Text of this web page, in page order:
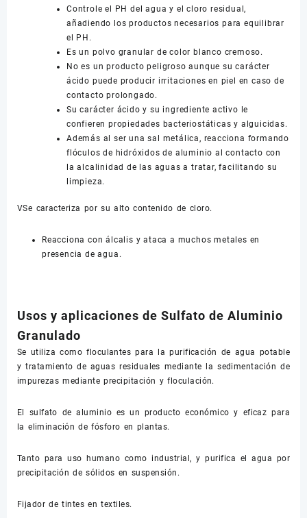
Controle el PH del agua y el cloro residual,
añadiendo los productos necesarios para equilibrar
el PH.
Es un polvo granular de color blanco cremoso.
No es un producto peligroso aunque su carácter
ácido puede producir irritaciones en piel en caso de
contacto prolongado.
Su carácter ácido y su ingrediente activo le
confieren propiedades bacteriostáticas y alguicidas.
Además al ser una sal metálica, reacciona formando
flóculos de hidróxidos de aluminio al contacto con
la alcalinidad de las aguas a tratar, facilitando su
limpieza.
VSe caracteriza por su alto contenido de cloro.
Reacciona con álcalis y ataca a muchos metales en
presencia de agua.
Usos y aplicaciones de Sulfato de Aluminio
Granulado
Se utiliza como floculantes para la purificación de agua potable
y tratamiento de aguas residuales mediante la sedimentación de
impurezas mediante precipitación y floculación.
El sulfato de aluminio es un producto económico y eficaz para
la eliminación de fósforo en plantas.
Tanto para uso humano como industrial, y purifica el agua por
precipitación de sólidos en suspensión.
Fijador de tintes en textiles.